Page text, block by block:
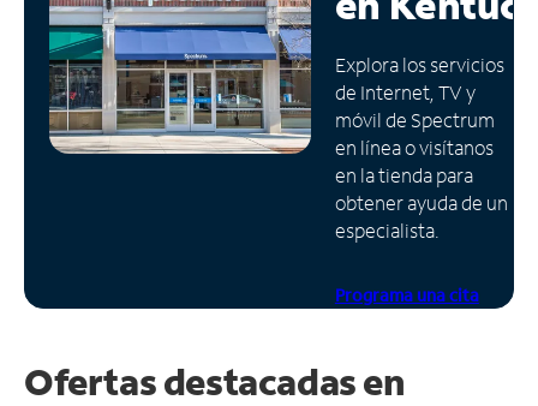
Administrar
cuenta
Encuentra
una
tienda
Explora los servicios
de Internet, TV y
móvil de Spectrum
en línea o visítanos
en la tienda para
obtener ayuda de un
especialista.
Programa una cita
Ofertas destacadas en